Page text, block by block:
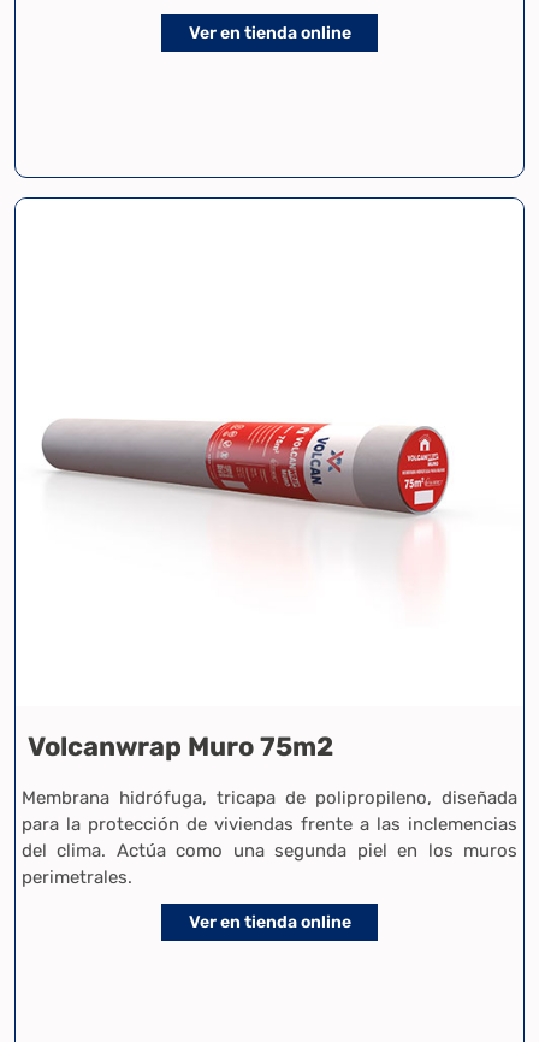
Ver en tienda online
Volcanwrap Muro 75m2
Membrana hidrófuga, tricapa de polipropileno, diseñada
para la protección de viviendas frente a las inclemencias
del clima. Actúa como una segunda piel en los muros
perimetrales.
Ver en tienda online